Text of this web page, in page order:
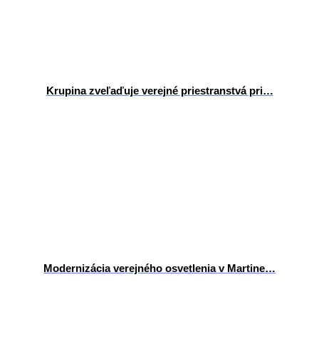
Krupina zveľaďuje verejné priestranstvá pri…
Modernizácia verejného osvetlenia v Martine…